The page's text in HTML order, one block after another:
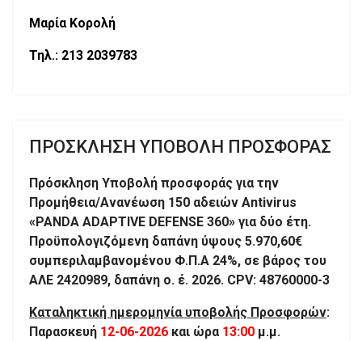
Μαρία Κορολή
Τηλ.: 213 2039783
ΠΡΟΣΚΛΗΣΗ ΥΠΟΒΟΛΗ ΠΡΟΣΦΟΡΑΣ
Πρόσκληση Υποβολή προσφοράς για την
Προμήθεια/Ανανέωση 150 αδειών Antivirus
«PANDA ADAPTIVE DEFENSE 360» για δύο έτη.
Προϋπολογιζόμενη δαπάνη ύψους 5.970,60€
συμπεριλαμβανομένου Φ.Π.Α 24%, σε βάρος του
ΑΛΕ 2420989, δαπάνη ο. έ. 2026. CPV: 48760000-3
Καταληκτική ημερομηνία υποβολής Προσφορών:
Παρασκευή 12-06-2026 και ώρα13:00 μ.μ.